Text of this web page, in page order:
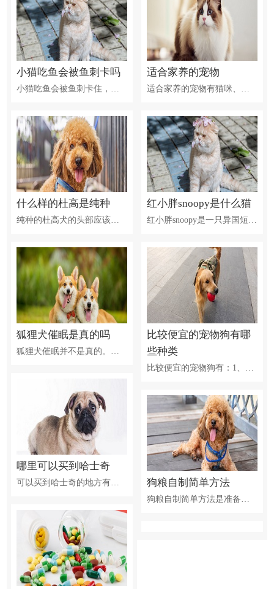
小猫吃鱼会被鱼刺卡吗 适合家养的宠物
什么样的杜高是纯种
纯种的杜高犬的头部应该是中等的大小，没有太大的尖锐的棱角。耳朵的位置应该比较高，看着是从头部的侧面嵌入进去的，两只耳朵分开，位于头盖骨的两边。鼻子是黑色的，有宽大的鼻孔，鼻头应该是湿润的。尾巴比较粗，比较长，形状就是马刀形状，高度也比较适中，尾巴与背部之间的角度大概是四十五度左右。
红小胖snoopy是什么猫
狐狸犬催眠是真的吗
比较便宜的宠物狗有哪
些种类
哪里可以买到哈士奇
可以买到哈士奇的地方有：1、到专业繁殖场购买。一般还是可以保证比较健康和注射完疫苗的，相对来说品种还是较纯，但由于繁殖量大，种狗繁殖频率过高，工作人员对每只小狗照顾的不是很周到，可能长得不够强壮。2、到朋友家买。这样既可知道小狗父母的情况，也可以知道是否注射过疫苗，又能保证小狗的健康，并且价格也好商量。 狗粮自制简单方法